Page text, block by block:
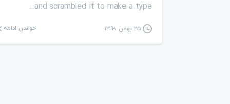
and scrambled it to make a type...
۲۵ بهمن ۱۳۹۸ خواندن ادامه